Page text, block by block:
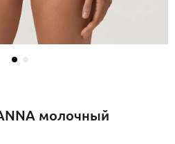
молочный